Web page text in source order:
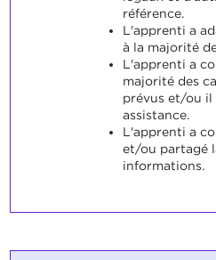
référence.
L'apprenti a
à la majorité
L'apprenti a
majorité des
prévus et/ou il
assistance.
L'apprenti a
et/ou partagé
informations.